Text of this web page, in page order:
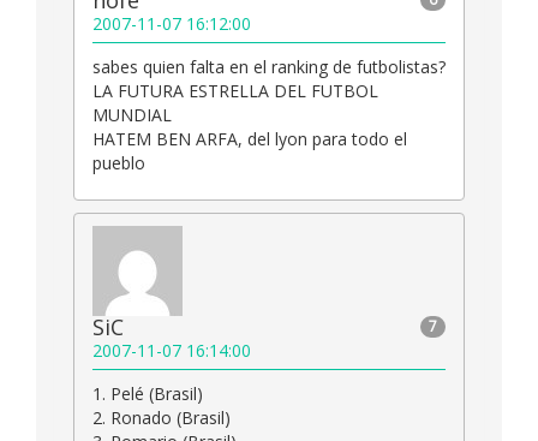
2007-11-07 16:12:00
sabes quien falta en el ranking de futbolistas?
LA FUTURA ESTRELLA DEL FUTBOL
MUNDIAL
HATEM BEN ARFA, del lyon para todo el
pueblo
7
SiC
2007-11-07 16:14:00
1. Pelé (Brasil)
2. Ronado (Brasil)